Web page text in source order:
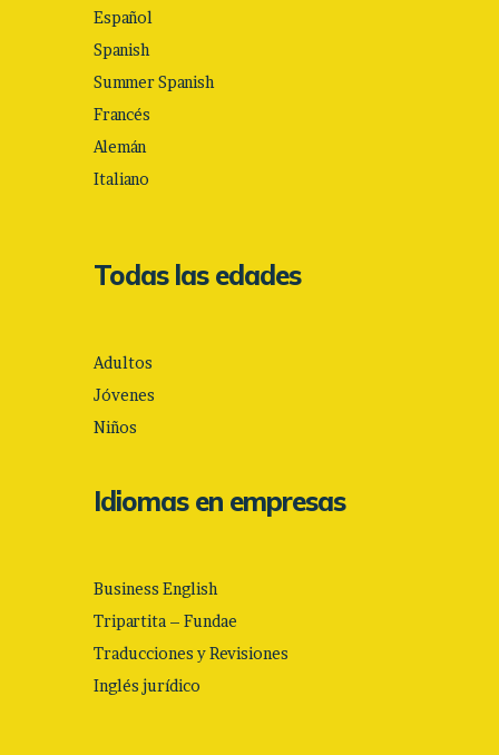
Español
Spanish
Summer Spanish
Francés
Alemán
Italiano
Todas las edades
Adultos
Jóvenes
Niños
Idiomas en empresas
Business English
Tripartita – Fundae
Traducciones y Revisiones
Inglés jurídico